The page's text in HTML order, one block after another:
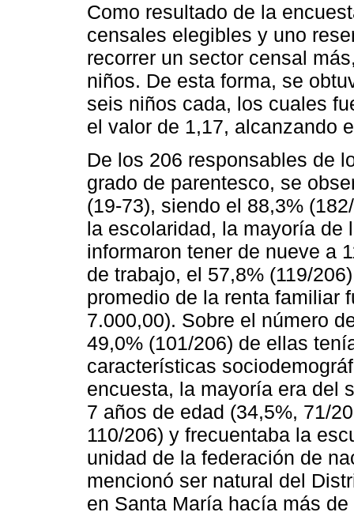
Como resultado de la
censales elegibles y uno
recorrer un sector censal
niños. De esta forma, se
seis niños cada, los cuales
el valor de 1,17, alcanzando
De los 206 responsables de
grado de parentesco, se
(19-73), siendo el 88,3%
la escolaridad, la mayoría de
informaron tener de nueve a
de trabajo, el 57,8% (119/
promedio de la renta familiar
7.000,00). Sobre el número
49,0% (101/206) de ellas
características
encuesta, la mayoría era del
7 años de edad (34,5%, 71/
110/206) y frecuentaba la
unidad de la federación de
mencionó ser natural del
en Santa María hacía más